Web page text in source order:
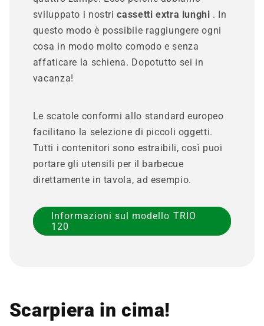
sviluppato i nostricassetti extra lunghi . In
questo modo è possibile raggiungere ogni
cosa in modo molto comodo e senza
affaticare la schiena. Dopotutto sei in
vacanza!
Le scatole conformi allo standard europeo
facilitano la selezione di piccoli oggetti.
Tutti i contenitori sono estraibili, così puoi
portare gli utensili per il barbecue
direttamente in tavola, ad esempio.
Informazioni sul modello TRIO
120
Scarpiera in cima!